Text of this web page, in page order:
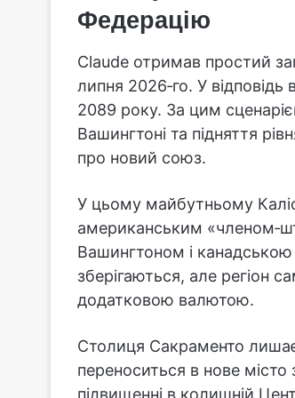
Федерацію
Claude отримав простий
липня 2026‑го. У відповідь
2089 року. За цим
Вашингтоні та підняття
про новий союз.
У цьому майбутньому
американським
Вашингтоном і
зберігаються, але регіон
додатковою валютою.
Столиця Сакраменто
переноситься в нове
підвищенні в колишній